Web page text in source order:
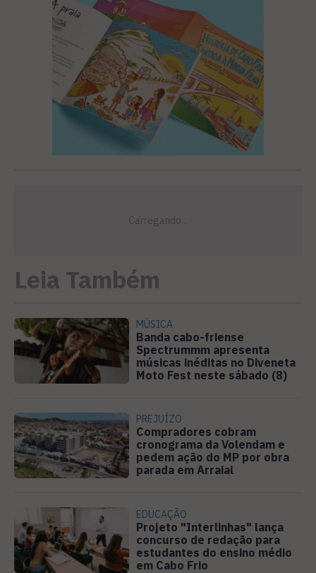
Leia Também
MÚSICA
Banda cabo-friense
Spectrummm apresenta
músicas inéditas no Diveneta
Moto Fest neste sábado (8)
PREJUÍZO
Compradores cobram
cronograma da Volendam e
pedem ação do MP por obra
parada em Arraial
EDUCAÇÃO
Projeto "Interlinhas" lança
concurso de redação para
estudantes do ensino médio
em Cabo Frio